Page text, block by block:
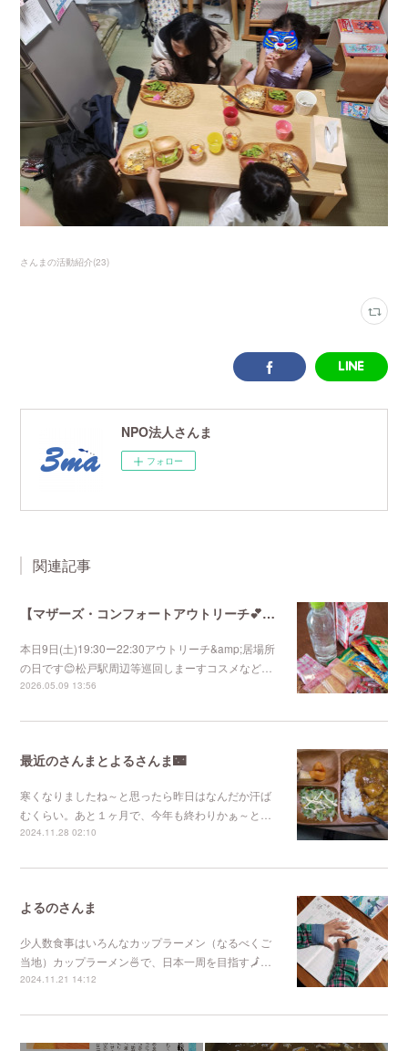
さんまの活動紹介(23)
NPO法人さんま
フォロー
関連記事
【マザーズ・コンフォートアウトリーチ💕in松戸】
本日9日(土)19:30ー22:30アウトリーチ&amp;居場所
の日です😊松戸駅周辺等巡回しまーすコスメなど…
2026.05.09 13:56
最近のさんまとよるさんま🌃
寒くなりましたね～と思ったら昨日はなんだか汗ば
むくらい。あと１ヶ月で、今年も終わりかぁ～と…
2024.11.28 02:10
よるのさんま
少人数食事はいろんなカップラーメン（なるべくご
当地）カップラーメン🍜で、日本一周を目指す🗾…
2024.11.21 14:12